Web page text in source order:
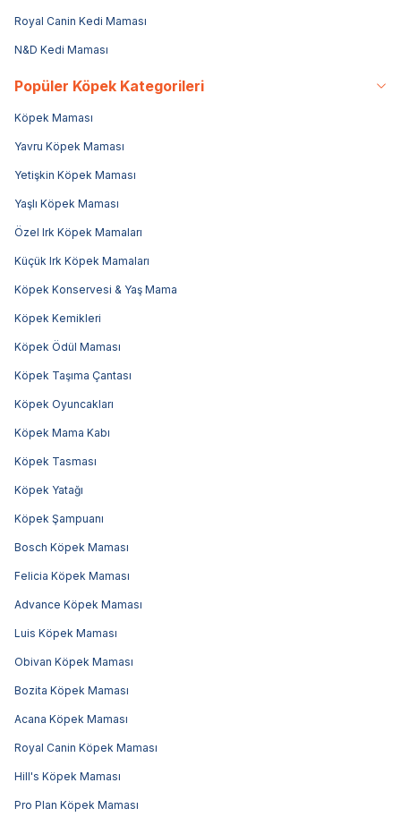
Royal Canin Kedi Maması
N&D Kedi Maması
Popüler Köpek Kategorileri
Köpek Maması
Yavru Köpek Maması
Yetişkin Köpek Maması
Yaşlı Köpek Maması
Özel Irk Köpek Mamaları
Küçük Irk Köpek Mamaları
Köpek Konservesi & Yaş Mama
Köpek Kemikleri
Köpek Ödül Maması
Köpek Taşıma Çantası
Köpek Oyuncakları
Köpek Mama Kabı
Köpek Tasması
Köpek Yatağı
Köpek Şampuanı
Bosch Köpek Maması
Felicia Köpek Maması
Advance Köpek Maması
Luis Köpek Maması
Obivan Köpek Maması
Bozita Köpek Maması
Acana Köpek Maması
Royal Canin Köpek Maması
Hill's Köpek Maması
Pro Plan Köpek Maması